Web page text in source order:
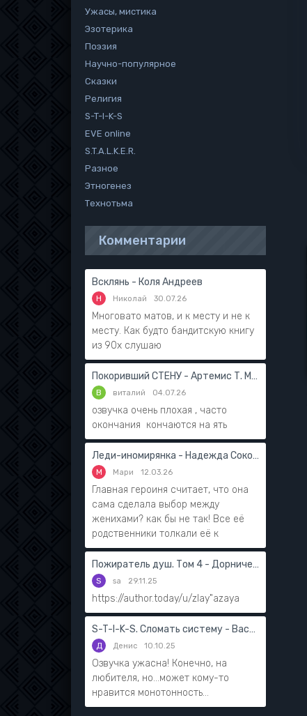
Ужасы, мистика
Эзотерика
Поэзия
Научно-популярное
Сказки
Религия
S-T-I-K-S
EVE online
S.T.A.L.K.E.R.
Разное
Этногенез
Технотьма
Комментарии
Всклянь - Коля Андреев
Н Николай 30.07.26
Многовато матов, и к месту и не к
месту. Как будто бандитскую книгу
из 90х слушаю
Покоривший СТЕНУ - Артемис Т. Мантикор
В виталий 04.07.26
озвучка очень плохая , часто
окончания кончаются на ять
Леди-иномирянка - Надежда Соколова
М Мари 12.03.26
Главная героиня считает, что она
сама сделала выбор между
женихами? как бы не так! Все её
родственники толкали её к
Пожиратель душ. Том 4 - Дорничев Дмитрий
S sa 29.11.25
https://author.today/u/zlay"azaya
S-T-I-K-S. Сломать систему - Василий Мушинский
Д Денис 10.10.25
Озвучка ужасна! Конечно, на
любителя, но...может кому-то
нравится монотонность...